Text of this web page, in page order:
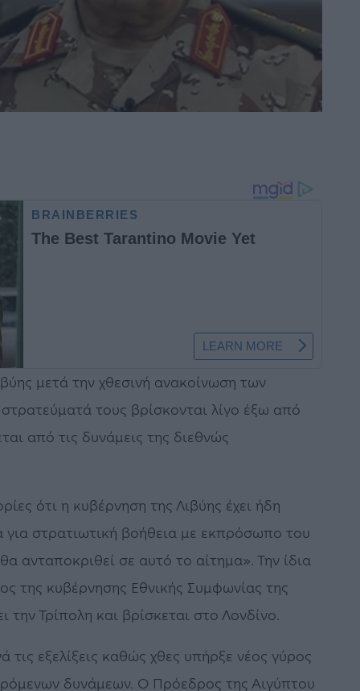
μετά την χθεσινή ανακοίνωση των
τους βρίσκονται λίγο έξω από
από τις δυνάμεις της διεθνώς
ότι η κυβέρνηση της Λιβύης έχει ήδη
για στρατιωτική βοήθεια με εκπρόσωπο του
ανταποκριθεί σε αυτό το αίτημα». Την ίδια
της κυβέρνησης Εθνικής Συμφωνίας της
την Τρίπολη και βρίσκεται στο Λονδίνο.
εξελίξεις καθώς χθες υπήρξε νέος γύρος
δυνάμεων. Ο Πρόεδρος της Αιγύπτου